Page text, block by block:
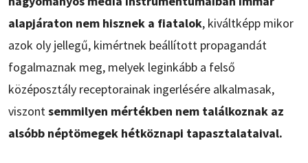
alapjáraton nem hisznek a fiatalok, kiváltképp mikor
azok oly jellegű, kimértnek beállított propagandát
fogalmaznak meg, melyek leginkább a felső
középosztály receptorainak ingerlésére alkalmasak,
viszontsemmilyen mértékben nem találkoznak az
alsóbb néptömegek hétköznapi tapasztalataival.